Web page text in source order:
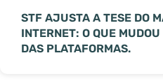
STF AJUSTA A TESE DO
INTERNET: O QUE
DAS PLATAFORMAS.